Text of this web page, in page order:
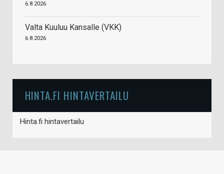
6.8.2026
Valta Kuuluu Kansalle (VKK)
6.8.2026
HINTA.FI HINTAVERTAILU
Hinta.fi hintavertailu